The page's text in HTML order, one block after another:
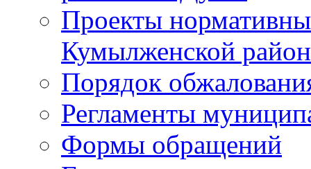
Проекты
Кумылженской
Порядок
Регламенты
Формы обращений